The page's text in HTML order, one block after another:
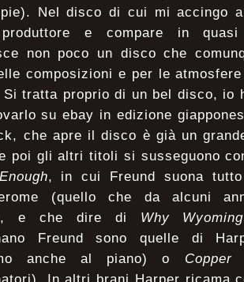
Nel disco di cui mi accingo
e compare in
non poco un disco che
composizioni e per le
tratta proprio di un bel disco, io
su ebay in edizione
che apre il disco è già un
poi gli altri titoli si susseguono
, in cui Freund suona
(quello che da alcuni
e che dire di Why Wyoming
Freund sono quelle di
anche al piano) o
In altri brani Harper ricama